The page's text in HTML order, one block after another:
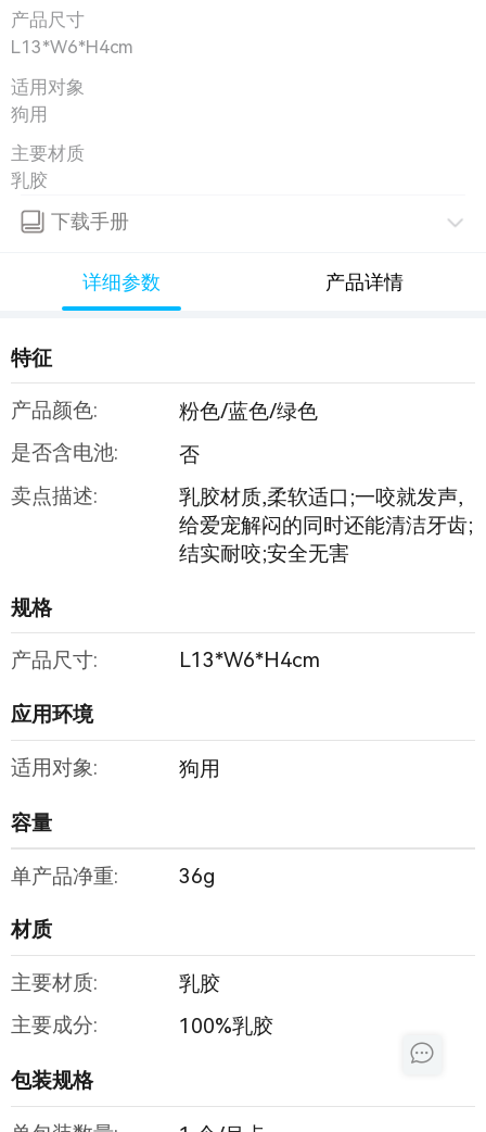
产品尺寸
L13*W6*H4cm
适用对象
狗用
主要材质
乳胶
下载手册
详细参数 产品详情
特征
产品颜色:
粉色/蓝色/绿色
是否含电池:
否
卖点描述:
乳胶材质,柔软适口;一咬就发声,
给爱宠解闷的同时还能清洁牙齿;
结实耐咬;安全无害
规格
产品尺寸: L13*W6*H4cm
应用环境
适用对象: 狗用
容量
单产品净重: 36g
材质
主要材质:
乳胶
主要成分:
100%乳胶
包装规格